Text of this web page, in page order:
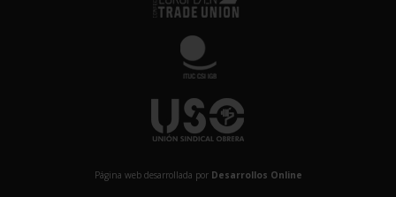
Página web desarrollada por Desarrollos Online